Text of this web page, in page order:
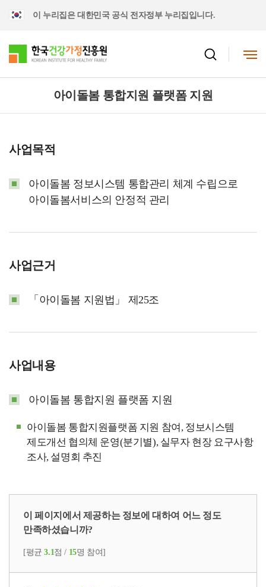
이 누리집은 대한민국 공식 전자정부 누리집입니다.
아이돌봄 통합지원 플랫폼 지원
사업목적
아이돌봄 정보시스템 통합관리 체계 수립으로
아이돌봄서비스의 안정적 관리
사업근거
「아이돌봄 지원법」 제25조
사업내용
아이돌봄 통합지원 플랫폼 지원
아이돌봄 통합지원플랫폼 지원 참여, 정보시스템
제도개선 협의체 운영(분기별), 실무자 현장 요구사항
조사, 설명회 추진
이 페이지에서 제공하는 정보에 대하여 어느 정도
만족하셨습니까?
[평균3.1점 / 15명 참여]